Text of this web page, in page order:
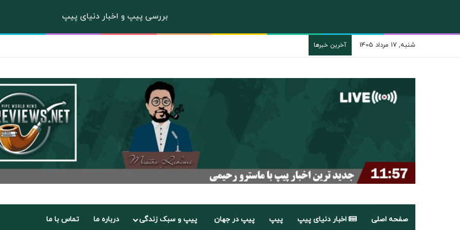
بررسی پیپ و اخبار دنیای پیپ
شنبه, 17 مرداد 1405 آخرین خبرها
صفحه اصلی اخبار دنیای پیپ پیپ پیپ در جهان پیپ و سبک زندگی درباره ما تماس با ما